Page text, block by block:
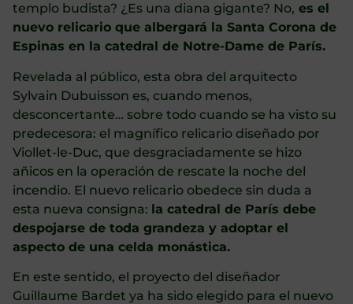
templo budista? ¿Es una diana gigante? No, es el
nuevo relicario que albergará la Santa Corona de
Espinas en la catedral de Notre-Dame de París.
Revelada al público, esta obra del arquitecto
Sylvain Dubuisson es, cuando menos,
desconcertante… sobre todo cuando se ha visto su
predecesora: el magnífico relicario diseñado por
Viollet-le-Duc, que desgraciadamente se hizo
añicos en la operación de rescate la noche del
incendio. El nuevo relicario obedece sin duda a
esta nueva consigna: la catedral de París debe
despojarse de toda grandeza y adoptar el
aspecto de una celda monástica.
En este sentido, el proyecto del diseñador
Guillaume Bardet ya ha sido elegido para el nuevo